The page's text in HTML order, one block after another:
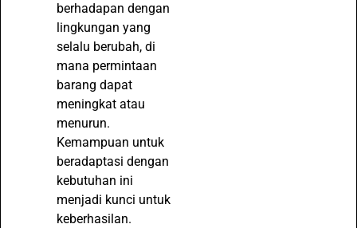
berhadapan dengan
lingkungan yang
selalu berubah, di
mana permintaan
barang dapat
meningkat atau
menurun.
Kemampuan untuk
beradaptasi dengan
kebutuhan ini
menjadi kunci untuk
keberhasilan.